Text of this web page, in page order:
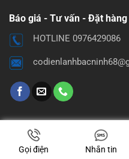
Báo giá - Tư vấn - Đặt hàng
HOTLINE 0976429086
Gọi điện Nhắn tin